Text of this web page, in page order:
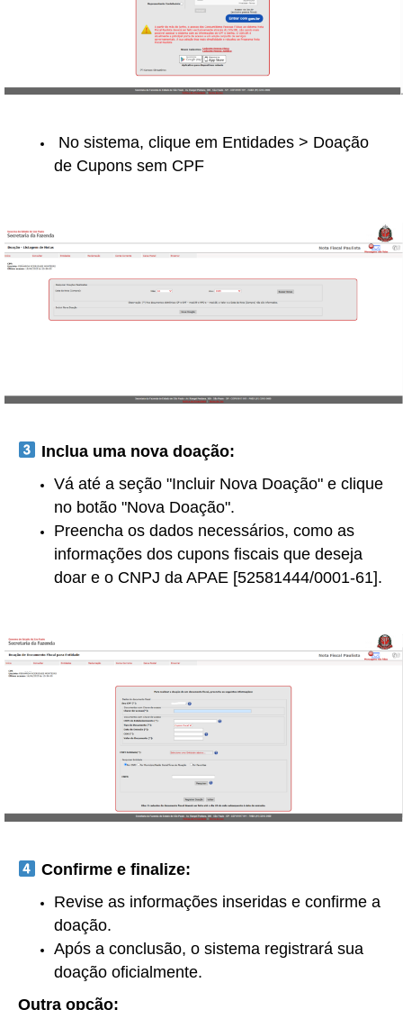
No sistema, clique em Entidades > Doação
de Cupons sem CPF
Inclua uma nova doação:
Vá até a seção "Incluir Nova Doação" e clique
no botão "Nova Doação".
Preencha os dados necessários, como as
informações dos cupons fiscais que deseja
doar e o CNPJ da APAE [52581444/0001-61].
Confirme e finalize:
Revise as informações inseridas e confirme a
doação.
Após a conclusão, o sistema registrará sua
doação oficialmente.
Outra opção: